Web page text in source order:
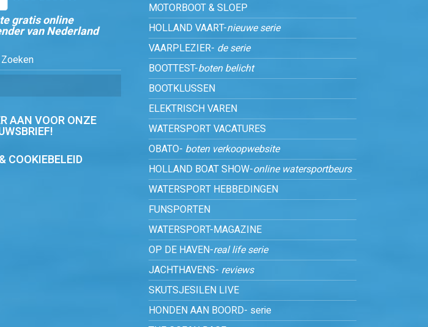
gratis online
van Nederland
Zoeken
AAN VOOR ONZE
COOKIEBELEID
MOTORBOOT & SLOEP
HOLLAND VAART-nieuwe serie
VAARPLEZIER- de serie
BOOTTEST-boten belicht
BOOTKLUSSEN
ELEKTRISCH VAREN
WATERSPORT VACATURES
OBATO- boten verkoopwebsite
HOLLAND BOAT SHOW-online watersportbeurs
WATERSPORT HEBBEDINGEN
FUNSPORTEN
WATERSPORT-MAGAZINE
OP DE HAVEN-real life serie
JACHTHAVENS- reviews
SKUTSJESILEN LIVE
HONDEN AAN BOORD- serie